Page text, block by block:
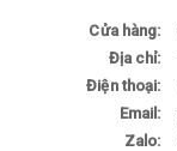
Cửa hàng:
Địa chỉ:
Điện thoại:
Email:
Zalo: